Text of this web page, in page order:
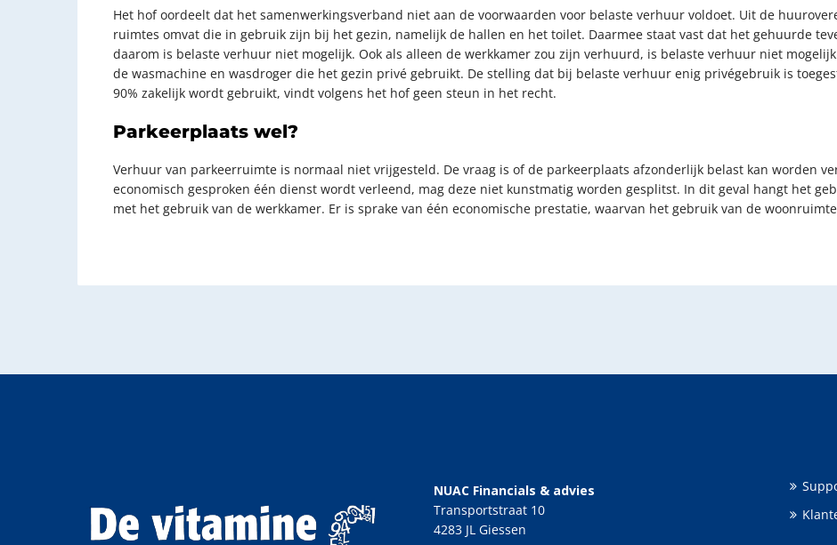
Het hof oordeelt dat het samenwerkingsverband niet aan de voorwaarden voor belaste verhuur voldoet. Uit de
ruimtes omvat die in gebruik zijn bij het gezin, namelijk de hallen en het toilet. Daarmee staat vast dat het gehuurde
daarom is belaste verhuur niet mogelijk. Ook als alleen de werkkamer zou zijn verhuurd, is belaste verhuur niet
de wasmachine en wasdroger die het gezin privé gebruikt. De stelling dat bij belaste verhuur enig privégebruik is
90% zakelijk wordt gebruikt, vindt volgens het hof geen steun in het recht.
Parkeerplaats wel?
Verhuur van parkeerruimte is normaal niet vrijgesteld. De vraag is of de parkeerplaats afzonderlijk belast kan worden
economisch gesproken één dienst wordt verleend, mag deze niet kunstmatig worden gesplitst. In dit geval hangt het
met het gebruik van de werkkamer. Er is sprake van één economische prestatie, waarvan het gebruik van de
NUAC Financials & advies
Transportstraat 10
4283 JL Giessen